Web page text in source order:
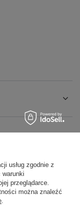
usług zgodnie z
przeglądarce.
można znaleźć
.